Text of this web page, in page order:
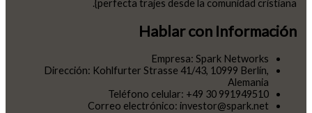
perfecta trajes desde la comunidad cristiana}.
Hablar con Información
Empresa: Spark Networks
Dirección: Kohlfurter Strasse 41/43, 10999 Berlín,
Alemania
Teléfono celular: +49 30 991949510
Correo electrónico: investor@spark.net